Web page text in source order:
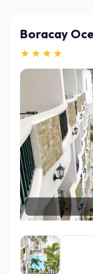
Boracay
★★★★